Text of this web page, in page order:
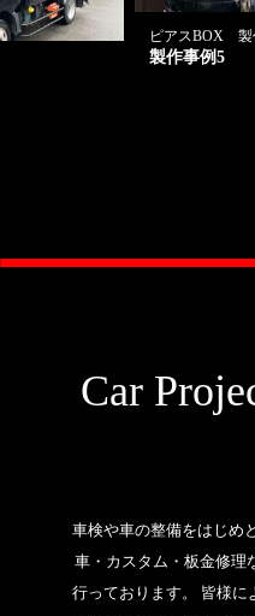
ピアスBOX 製
製作事例5
Car
車検や車の整備をはじめ
車・カスタム・板金修理
行っております。 皆様に